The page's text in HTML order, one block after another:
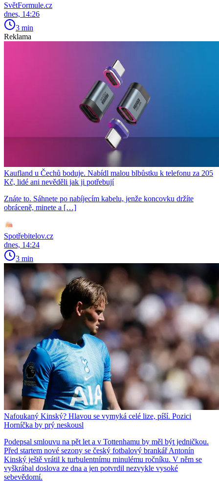
SvětFormule.cz
dnes, 14:26
3 min
Reklama
Kaufland u Čechů boduje. Nabídl malou blbůstku k telefonu za 205
Kč, lidé ani nevěděli jak ji potřebují
Znáte to. Sáhnete po nabíjecím kabelu, jenže koncovku držíte
obráceně, minete a […]
Spotřebitelov.cz
dnes, 14:24
3 min
Nafoukaný Kinský? Hlavou se vymyká celé lize, píší. Pozici
Horníčka by prý neskousl
Podepsal smlouvu na pět let a v Tottenhamu by měl být jedničkou.
Před startem nové sezony se český fotbalový brankář Antonín
Kinský ještě vrátil k turbulentnímu minulému ročníku. V něm se
vyškrábal doslova ze dna a jen potvrdil nezvykle vysoké
sebevědomí.